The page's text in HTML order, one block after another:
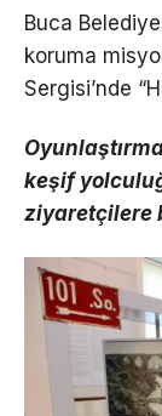
Buca
koruma
Sergisi’nde
keşif
ziyaretçilere